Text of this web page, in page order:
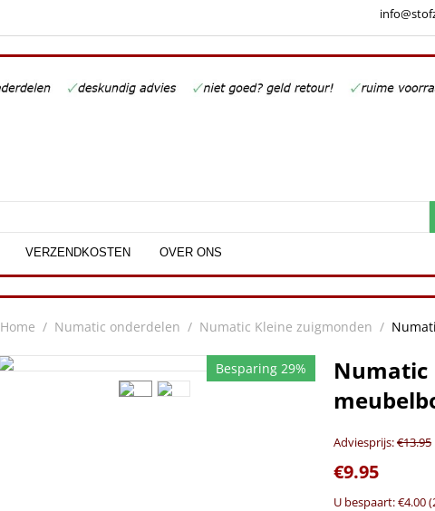
VERZENDKOSTEN OVER ONS
Home / Numatic onderdelen / Numatic Kleine zuigmonden /
Besparing 29%
Numatic
Adviesprijs:€13.95
€9.95
U bespaart: €4.00(